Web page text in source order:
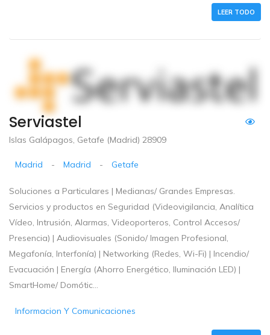
LEER TODO
Serviastel
Islas Galápagos, Getafe (Madrid) 28909
Madrid - Madrid - Getafe
Soluciones a Particulares | Medianas/ Grandes Empresas.
Servicios y productos en Seguridad (Videovigilancia, Analítica
Vídeo, Intrusión, Alarmas, Videoporteros, Control Accesos/
Presencia) | Audiovisuales (Sonido/ Imagen Profesional,
Megafonía, Interfonía) | Networking (Redes, Wi-Fi) | Incendio/
Evacuación | Energía (Ahorro Energético, Iluminación LED) |
SmartHome/ Domótic...
Informacion Y Comunicaciones